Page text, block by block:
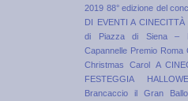
2019 88° edizione del
DI EVENTI A CINECITTÀ
di Piazza di Siena –
Capannelle Premio Roma
Christmas Carol
A
FESTEGGIA
Brancaccio il Gran